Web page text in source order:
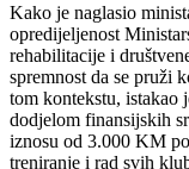
Kako je naglasio
opredijeljenost
rehabilitacije i
spremnost da se pruži
tom kontekstu, istakao
dodjelom finansijskih
iznosu od 3.000 KM
treniranje i rad svih